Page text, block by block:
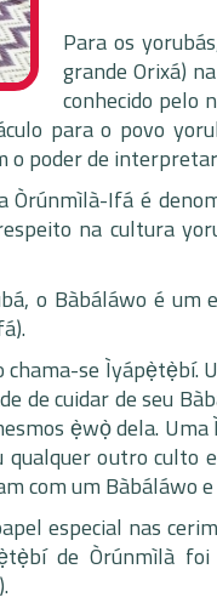
Para os
grande Orixá)
conhecido pelo
para o povo
o poder de
Òrúnmìlà-Ifá é
na cultura
o Bàbáláwo é
chama-se Ìyápẹ̀tẹ̀bí.
de cuidar de seu
ẹ̀wọ̀ dela.
qualquer outro culto
com um Bàbáláwo
especial nas
de Òrúnmìlà foi